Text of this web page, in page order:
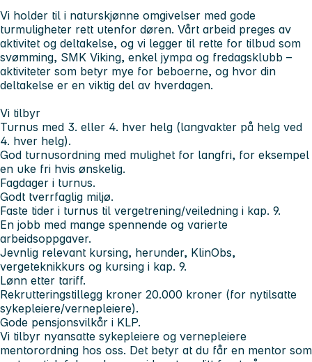
Vi holder til i naturskjønne omgivelser med gode
turmuligheter rett utenfor døren. Vårt arbeid preges av
aktivitet og deltakelse, og vi legger til rette for tilbud som
svømming, SMK Viking, enkel jympa og fredagsklubb –
aktiviteter som betyr mye for beboerne, og hvor din
deltakelse er en viktig del av hverdagen.
Vi tilbyr
Turnus med 3. eller 4. hver helg (langvakter på helg ved
4. hver helg).
God turnusordning med mulighet for langfri, for eksempel
en uke fri hvis ønskelig.
Fagdager i turnus.
Godt tverrfaglig miljø.
Faste tider i turnus til vergetrening/veiledning i kap. 9.
En jobb med mange spennende og varierte
arbeidsoppgaver.
Jevnlig relevant kursing, herunder, KlinObs,
vergeteknikkurs og kursing i kap. 9.
Lønn etter tariff.
Rekrutteringstillegg kroner 20.000 kroner (for nytilsatte
sykepleiere/vernepleiere).
Gode pensjonsvilkår i KLP.
Vi tilbyr nyansatte sykepleiere og vernepleiere
mentorordning hos oss. Det betyr at du får en mentor som